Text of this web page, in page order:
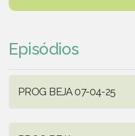
Episódios
PROG BEJA 07-04-25